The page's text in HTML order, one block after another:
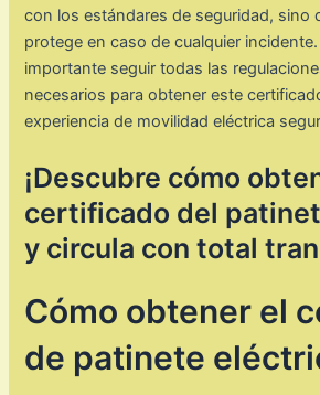
con los estándares de seguridad, sino
protege en caso de cualquier
importante seguir todas las
necesarios para obtener este
experiencia de movilidad eléctrica
¡Descubre cómo
certificado del
y circula con total
Cómo obtener el
de patinete